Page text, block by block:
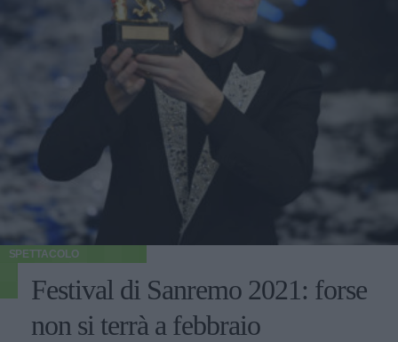
SPETTACOLO
Festival di Sanremo 2021: forse
non si terrà a febbraio